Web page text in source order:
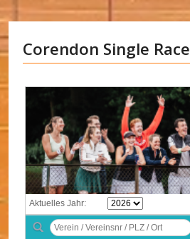
Corendon Single Race